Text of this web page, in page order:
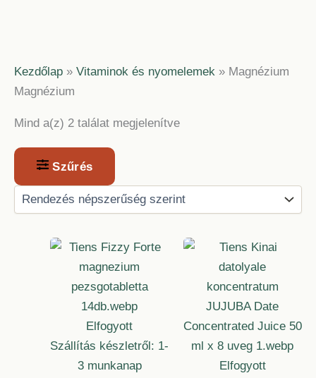
Kezdőlap » Vitaminok és nyomelemek » Magnézium
Magnézium
Mind a(z) 2 találat megjelenítveSorted
Szűrés
Elfogyott
Szállítás készletről: 1-
3 munkanap
Elfogyott